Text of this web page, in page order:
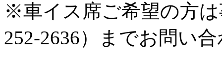
※車イス席ご希望の方
252-2636）までお問い